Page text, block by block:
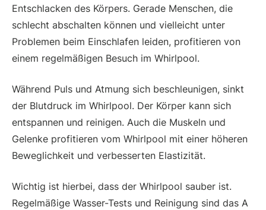
Entschlacken des Körpers. Gerade Menschen, die
schlecht abschalten können und vielleicht unter
Problemen beim Einschlafen leiden, profitieren von
einem regelmäßigen Besuch im Whirlpool.
Während Puls und Atmung sich beschleunigen, sinkt
der Blutdruck im Whirlpool. Der Körper kann sich
entspannen und reinigen. Auch die Muskeln und
Gelenke profitieren vom Whirlpool mit einer höheren
Beweglichkeit und verbesserten Elastizität.
Wichtig ist hierbei, dass der Whirlpool sauber ist.
Regelmäßige Wasser-Tests und Reinigung sind das A